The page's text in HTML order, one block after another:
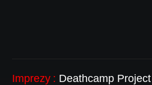
Imprezy : Deathcamp